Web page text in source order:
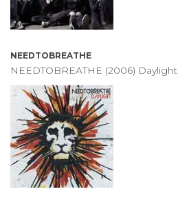
NEEDTOBREATHE
NEEDTOBREATHE (2006) Daylight